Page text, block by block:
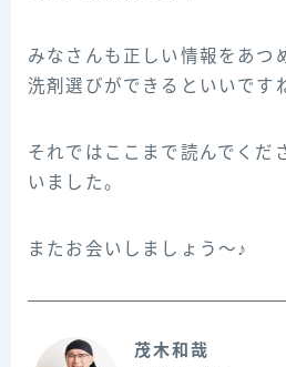
みなさんも正しい情報をあつ
洗剤選びができるといいです
それではここまで読んでくだ
いました。
またお会いしましょう～♪
茂木和哉